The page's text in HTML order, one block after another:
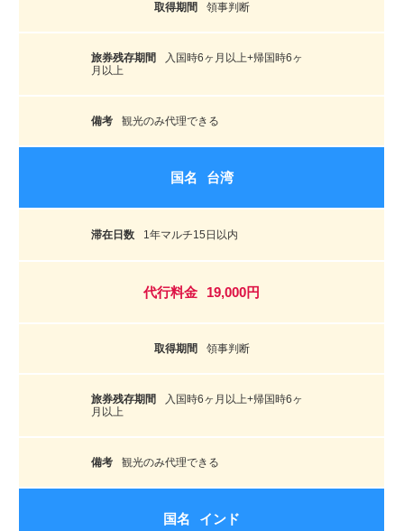
領事判断
入国時6ヶ月以上+帰国時6ヶ
月以上
観光のみ代理できる
台湾
1年マルチ15日以内
19,000円
領事判断
入国時6ヶ月以上+帰国時6ヶ
月以上
観光のみ代理できる
インド